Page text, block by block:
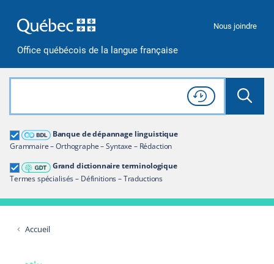
Office québécois de la langue française
Nous joindre
Rechercher dans tout le site
Lancer
Consulter l'
Historique
de recherche
Banque de dépannage linguistique
Grammaire – Orthographe – Syntaxe – Rédaction
Grand dictionnaire terminologique
Termes spécialisés – Définitions – Traductions
Grand dictionnaire terminologique
Restreindre aux termes
Accueil